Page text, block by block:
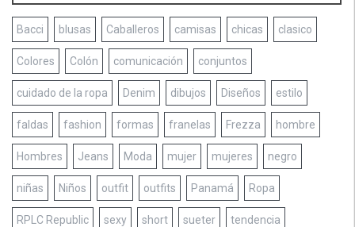
Bacci blusas Caballeros camisas chicas clasico
Colores Colón comunicación conjuntos
cuidado de la ropa Denim dibujos Diseños estilo
faldas fashion formas franelas Frezza hombre
Hombres Jeans Moda mujer mujeres negro
niñas Niños outfit outfits Panamá Ropa
RPLC Republic sexy short sueter tendencia